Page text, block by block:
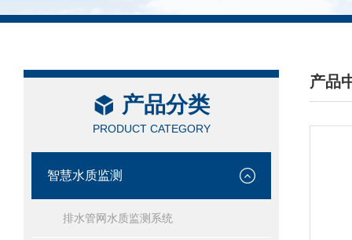
产品分类
PRODUCT CATEGORY
智慧水质监测
排水管网水质监测系统
产品
/